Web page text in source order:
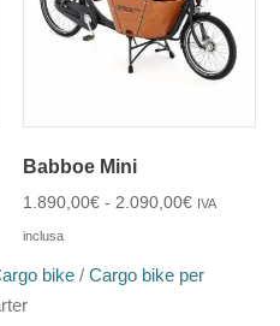
Babboe Mini
1.890,00€ - 2.090,00€ IVA
inclusa
bike / Cargo bike per